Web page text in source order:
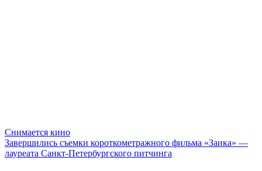
Снимается кино
Завершились съемки короткометражного фильма «Заика» —
лауреата Санкт-Петербургского питчинга